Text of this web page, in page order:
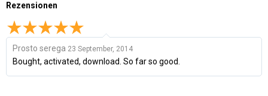
Rezensionen
Prosto serega 23 September, 2014
Bought, activated, download. So far so good.